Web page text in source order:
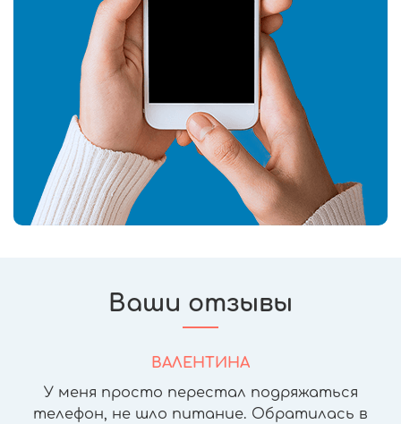
Ваши отзывы
ВАЛЕНТИНА
У меня просто перестал подряжаться
телефон, не шло питание. Обратилась в